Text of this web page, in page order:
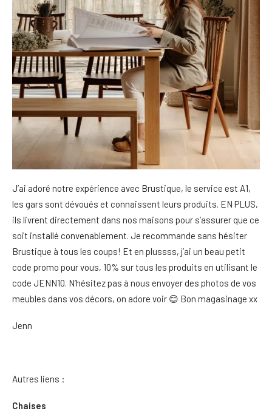
J’ai adoré notre expérience avec Brustique, le service est A1,
les gars sont dévoués et connaissent leurs produits. EN PLUS,
ils livrent directement dans nos maisons pour s’assurer que ce
soit installé convenablement. Je recommande sans hésiter
Brustique à tous les coups! Et en plussss, j’ai un beau petit
code promo pour vous, 10% sur tous les produits en utilisant le
code JENN10. N’hésitez pas à nous envoyer des photos de vos
meubles dans vos décors, on adore voir 😊 Bon magasinage xx
Jenn
Autres liens :
Chaises